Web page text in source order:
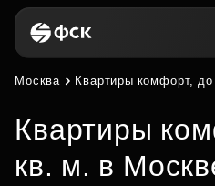
Москва Квартиры комфорт,
Квартиры
кв. м. в